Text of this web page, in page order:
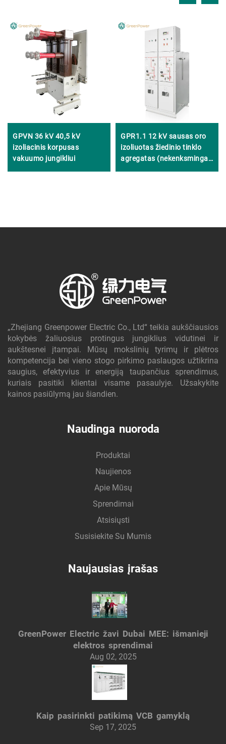
GPVN 36 kV 40,5 kV
izoliacinis korpusas
vakuumo jungikliui
GPR1.1 12 kV sausas oro
izoliuotas žiedinio tinklo
agregatas (nekenksmingas
„Zhejiang Greenpower Electric Co., Ltd“ teikia aukščiausios
kokybės žaliuosius protingus jungiklius vidutinei ir
aukštesnei įtampai. Mūsų mokslinių tyrimų ir plėtros
kompetencija bei vieno stogo pirkimo paslaugos užtikrina
saugius, efektyvius ir energiją taupančius sprendimus,
kuriais pasitiki klientai visame pasaulyje. Užsakykite
kainos pasiūlymą jau šiandien.
Naudinga nuoroda
Produktai
Naujienos
Apie Mūsų
Sprendimai
Atsisiųsti
Susisiekite Su Mumis
Naujausias įrašas
GreenPower Electric žavi Dubai MEE: išmanieji
elektros sprendimai
Aug 02, 2025
Kaip pasirinkti patikimą VCB gamyklą
Sep 17, 2025